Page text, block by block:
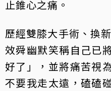
止錐心之痛。
歷經雙膝大手術、換
效舜幽默笑稱自己已
好了」，並將痛苦視
不要我走太遠，磕磕